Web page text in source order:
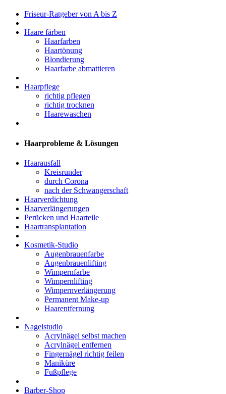
Friseur-Ratgeber von A bis Z
Haare färben
Haarfarben
Haartönung
Blondierung
Haarfarbe abmattieren
Haarpflege
richtig pflegen
richtig trocknen
Haarewaschen
Haarprobleme & Lösungen
Haarausfall
Kreisrunder
durch Corona
nach der Schwangerschaft
Haarverdichtung
Haarverlängerungen
Perücken und Haarteile
Haartransplantation
Kosmetik-Studio
Augenbrauenfarbe
Augenbrauenlifting
Wimpernfarbe
Wimpernlifting
Wimpernverlängerung
Permanent Make-up
Haarentfernung
Nagelstudio
Acrylnägel selbst machen
Acrylnägel entfernen
Fingernägel richtig feilen
Maniküre
Fußpflege
Barber-Shop